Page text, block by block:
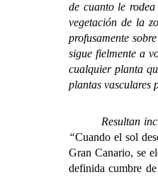
de cuanto le
vegetación de la
profusamente
sigue fielmente a
cualquier planta
plantas vasculares
Resultan
“Cuando el sol
Gran Canario, se
definida cumbre